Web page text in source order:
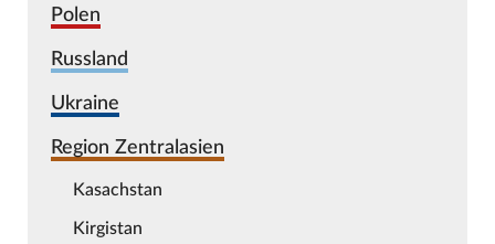
Polen
Russland
Ukraine
Region Zentralasien
Kasachstan
Kirgistan